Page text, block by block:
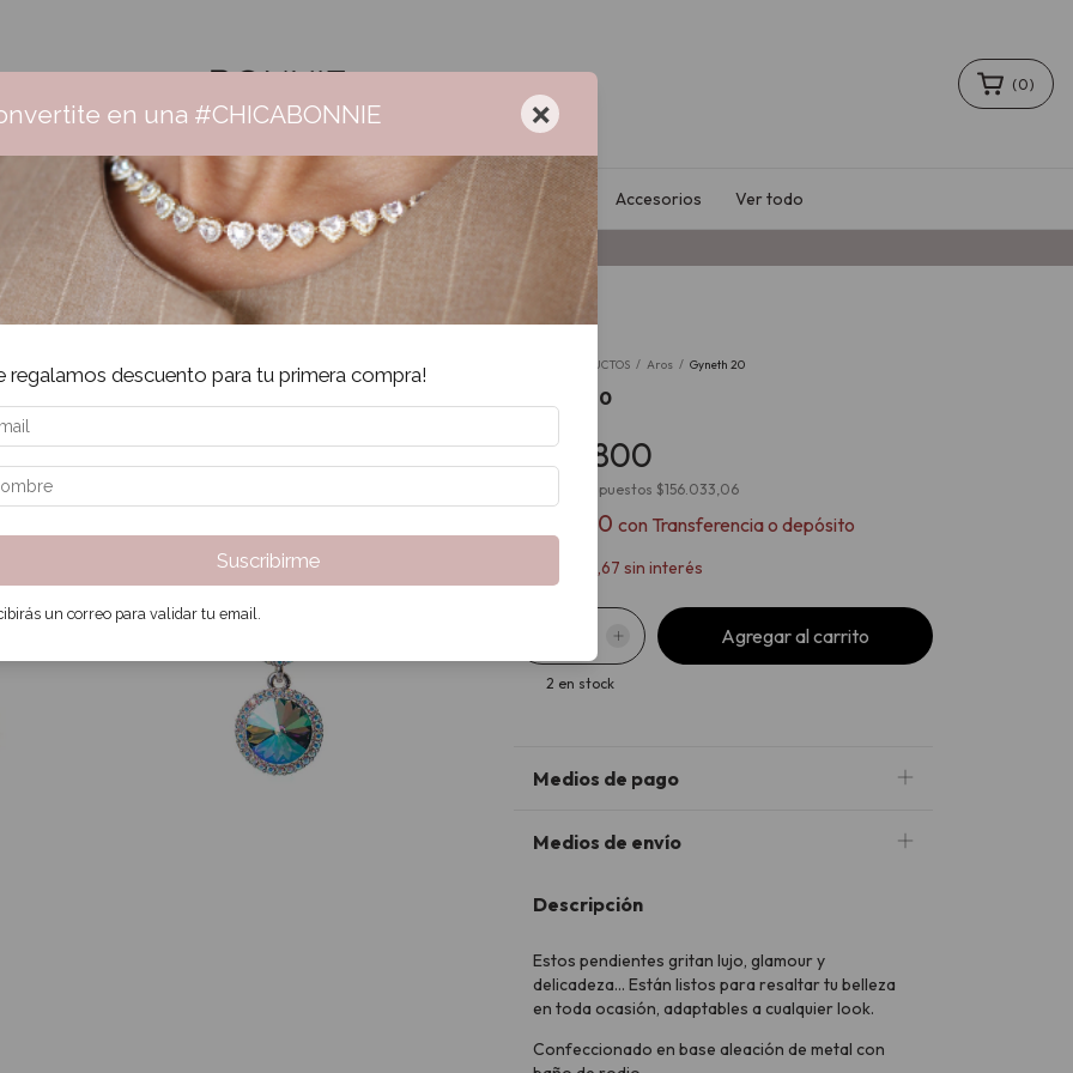
Envío gratis +$160.000 | 3 cuotas sin interés | 6 cuotas + $160.000
(0)
Ceramica Collares Pulseras Anillos Sale Accesorios Ver todo
PRODUCTOS / Aros / Gyneth 20
Gyneth 20
$188.800
Precio sin impuestos $156.033,06
$169.920 con Transferencia o depósito
$31.466,67 sin interés
2 en stock
Medios de pago
Medios de envío
Descripción
Estos pendientes gritan lujo, glamour y
delicadeza... Están listos para resaltar tu belleza
en toda ocasión, adaptables a cualquier look.
Confeccionado en base aleación de metal con
en una #CHICABONNIE ×
regalamos descuento para tu primera compra!
Suscribirme
un correo para validar tu email.